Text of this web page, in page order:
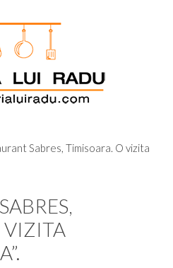
Sabres, Timisoara. O vizita
VIZITA